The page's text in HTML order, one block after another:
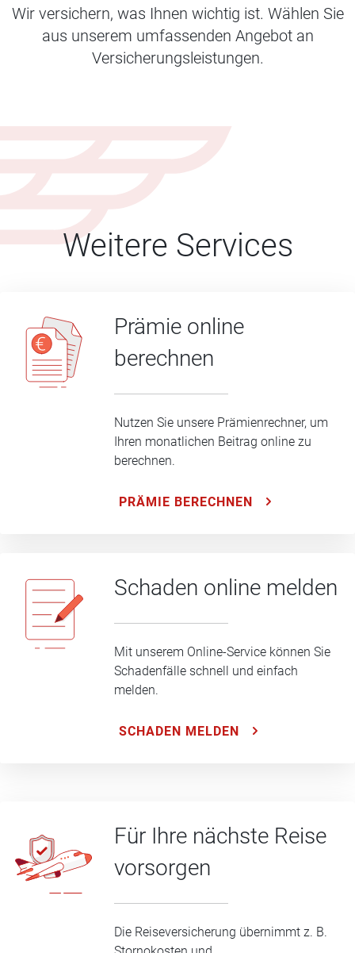
Wir versichern, was Ihnen wichtig ist. Wählen Sie
aus unserem umfassenden Angebot an
Versicherungsleistungen.
Weitere Services
Prämie online
berechnen
Nutzen Sie unsere Prämienrechner, um
Ihren monatlichen Beitrag online zu
berechnen.
PRÄMIE BERECHNEN
Schaden online melden
Mit unserem Online-Service können Sie
Schadenfälle schnell und einfach
melden.
SCHADEN MELDEN
Für Ihre nächste Reise
vorsorgen
Die Reiseversicherung übernimmt z. B.